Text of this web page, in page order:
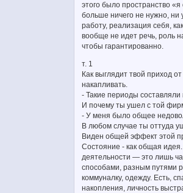
этого было пространство
больше ничего не нужно, ни
работу, реализация себя,
вообще не идет речь, роль
чтобы гарантированно.
т. 1
Как выглядит твой приход
накапливать.
- Такие периоды
И почему ты ушел с той
- У меня было общее
В любом случае ты оттуда
Виден общей эффект этой
Состояние - как общая
деятельности — это лишь
способами, разным путями
коммуналку, одежду. Есть,
накопления, личность